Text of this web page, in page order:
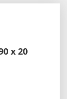
x 20